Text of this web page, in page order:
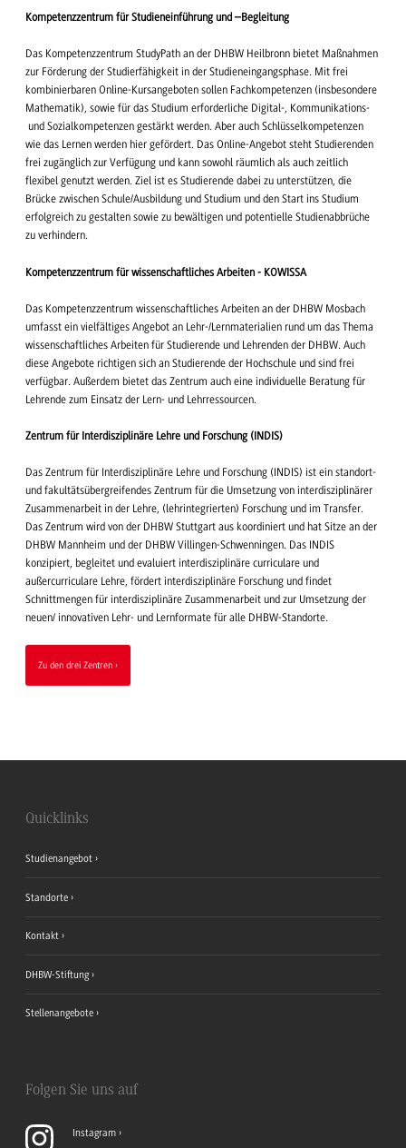
Kompetenzzentrum für Studieneinführung und –Begleitung
Das Kompetenzzentrum StudyPath an der DHBW Heilbronn bietet Maßnahmen
zur Förderung der Studierfähigkeit in der Studieneingangsphase. Mit frei
kombinierbaren Online-Kursangeboten sollen Fachkompetenzen (insbesondere
Mathematik), sowie für das Studium erforderliche Digital-, Kommunikations-
und Sozialkompetenzen gestärkt werden. Aber auch Schlüsselkompetenzen
wie das Lernen werden hier gefördert. Das Online-Angebot steht Studierenden
frei zugänglich zur Verfügung und kann sowohl räumlich als auch zeitlich
flexibel genutzt werden. Ziel ist es Studierende dabei zu unterstützen, die
Brücke zwischen Schule/Ausbildung und Studium und den Start ins Studium
erfolgreich zu gestalten sowie zu bewältigen und potentielle Studienabbrüche
zu verhindern.
Kompetenzzentrum für wissenschaftliches Arbeiten - KOWISSA
Das Kompetenzzentrum wissenschaftliches Arbeiten an der DHBW Mosbach
umfasst ein vielfältiges Angebot an Lehr-/Lernmaterialien rund um das Thema
wissenschaftliches Arbeiten für Studierende und Lehrenden der DHBW. Auch
diese Angebote richtigen sich an Studierende der Hochschule und sind frei
verfügbar. Außerdem bietet das Zentrum auch eine individuelle Beratung für
Lehrende zum Einsatz der Lern- und Lehrressourcen.
Zentrum für Interdisziplinäre Lehre und Forschung (INDIS)
Das Zentrum für Interdisziplinäre Lehre und Forschung (INDIS) ist ein standort-
und fakultätsübergreifendes Zentrum für die Umsetzung von interdisziplinärer
Zusammenarbeit in der Lehre, (lehrintegrierten) Forschung und im Transfer.
Das Zentrum wird von der DHBW Stuttgart aus koordiniert und hat Sitze an der
DHBW Mannheim und der DHBW Villingen-Schwenningen. Das INDIS
konzipiert, begleitet und evaluiert interdisziplinäre curriculare und
außercurriculare Lehre, fördert interdisziplinäre Forschung und findet
Schnittmengen für interdisziplinäre Zusammenarbeit und zur Umsetzung der
neuen/ innovativen Lehr- und Lernformate für alle DHBW-Standorte.
Zu den drei Zentren
Quicklinks
Studienangebot
Standorte
Kontakt
DHBW-Stiftung
Stellenangebote
Folgen Sie uns auf
Instagram